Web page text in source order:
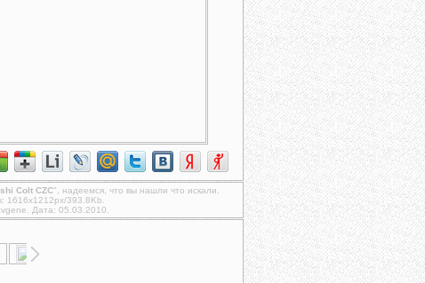
Colt CZC", надеемся, что вы нашли что искали.
1616x1212px/393.8Kb.
. Дата: 05.03.2010.